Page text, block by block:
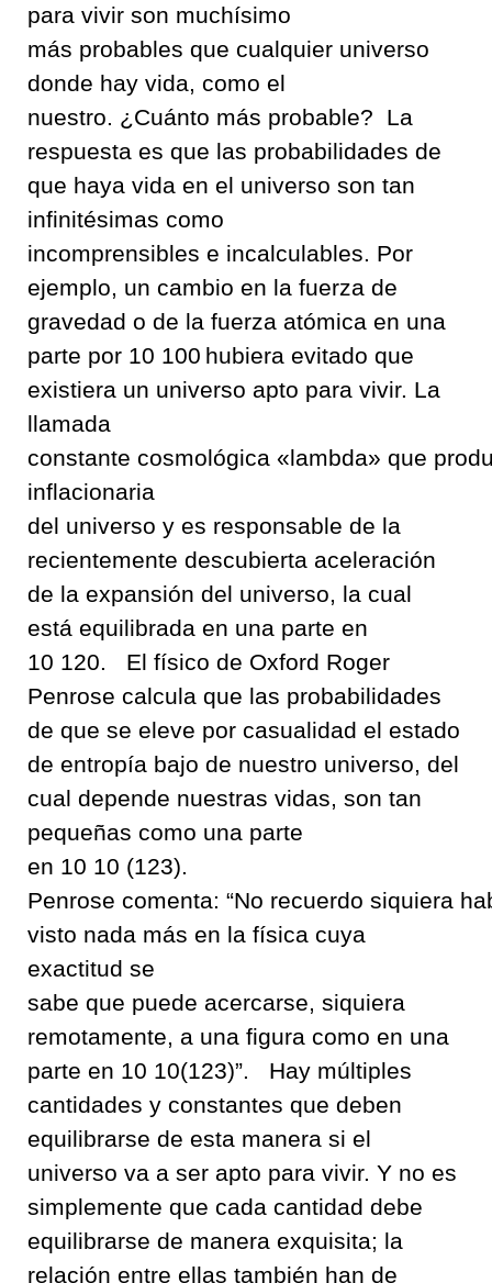
para vivir son muchísimo
más probables que cualquier universo
donde hay vida
como el
nuestro
¿Cuánto más probable?
La
respuesta es que las probabilidades de
que haya vida en el universo son tan
infinitésimas como
incomprensibles e incalculables
Por
ejemplo
un cambio en la fuerza de
gravedad o de la fuerza atómica en una
parte por 10 100 hubiera evitado que
existiera un universo apto para vivir. La
llamada
constante cosmológica «lambda» que
inflacionaria
del universo y es responsable de la
recientemente descubierta aceleración
de la expansión del universo
la cual
está equilibrada en una parte en
10 120. El físico de Oxford Roger
Penrose calcula que las probabilidades
de que se eleve por casualidad el estado
de entropía bajo de nuestro universo del
cual depende nuestras vidas son tan
pequeñas como una parte
en 10 10 (123).
Penrose comenta: “No recuerdo siquiera
visto nada más en la física cuya
exactitud se
sabe que puede acercarse siquiera
remotamente
a una figura como en una
parte en 10 10(123)” Hay múltiples
cantidades y constantes que deben
equilibrarse de esta manera si el
universo va a ser apto para vivir. Y no es
simplemente que cada cantidad debe
equilibrarse de manera exquisita; la
relación entre ellas también han de